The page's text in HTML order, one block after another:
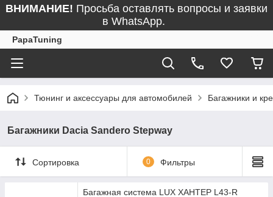
ВНИМАНИЕ! Просьба оставлять вопросы и заявки
в WhatsApp.
PapaTuning
Тюнинг и аксессуары для автомобилей Багажники и
Багажники Dacia Sandero Stepway
Сортировка 0 Фильтры
Багажная система LUX ХАНТЕР L43-R